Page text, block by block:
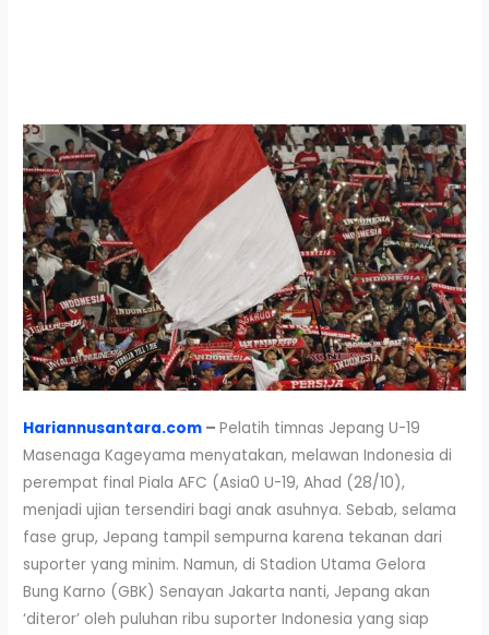
Hariannusantara.com –Pelatih timnas Jepang U-19
Masenaga Kageyama menyatakan, melawan Indonesia di
perempat final Piala AFC (Asia0 U-19, Ahad (28/10),
menjadi ujian tersendiri bagi anak asuhnya. Sebab, selama
fase grup, Jepang tampil sempurna karena tekanan dari
suporter yang minim. Namun, di Stadion Utama Gelora
Bung Karno (GBK) Senayan Jakarta nanti, Jepang akan
‘diteror’ oleh puluhan ribu suporter Indonesia yang siap